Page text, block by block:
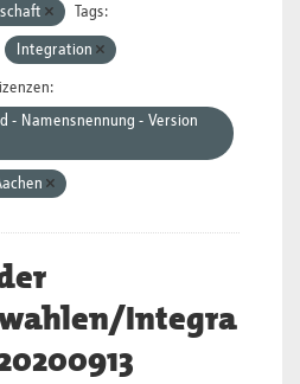
Tags:
Integration
- Namensnennung - Version
Integra